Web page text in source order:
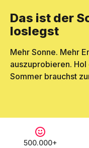
Das ist der
loslegst
Mehr Sonne. Mehr
auszuprobieren.
Sommer brauchst
500.000+